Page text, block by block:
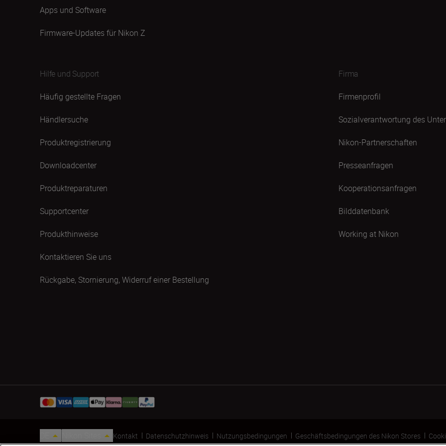
Apps und Software
Firmware-Updates für Nikon Z
Hilfe und Support
Häufig gestellte Fragen
Händlersuche
Produktregistrierung
Downloadcenter
Produktreparaturen
Supportcenter
Produkthinweise
Kontaktieren Sie uns
Rückgabe, Stornierung, Widerruf einer Bestellung
Firma
Firmenprofil
Sozialverantwortung des
Nikon-Partnerschaften
Presseanfragen
Kooperationsanfragen
Bilddatenbank
Working at Nikon
Kontakt Datenschutzhinweis Nutzungsbedingungen Geschäftsbedingungen des Nikon Stores